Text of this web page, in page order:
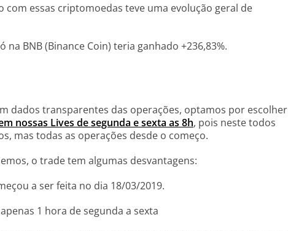
com essas criptomoedas teve uma evolução geral de
na BNB (Binance Coin) teria ganhado +236,83%.
dados transparentes das operações, optamos por escolher
nossas Lives de segunda e sexta as 8h, pois neste todos
mas todas as operações desde o começo.
o trade tem algumas desvantagens:
a ser feita no dia 18/03/2019.
1 hora de segunda a sexta